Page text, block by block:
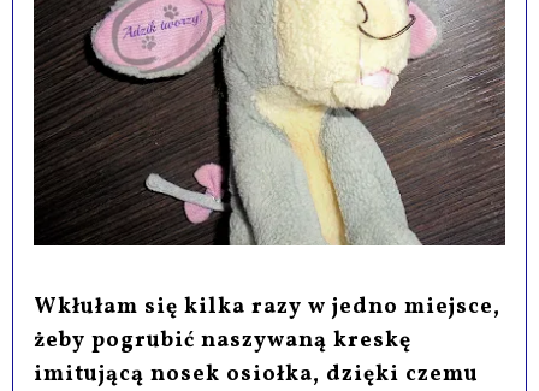
Wkłułam się kilka razy w jedno miejsce,
żeby pogrubić naszywaną kreskę
imitującą nosek osiołka, dzięki czemu